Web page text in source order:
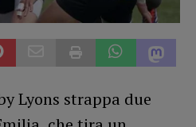
Lyons strappa due